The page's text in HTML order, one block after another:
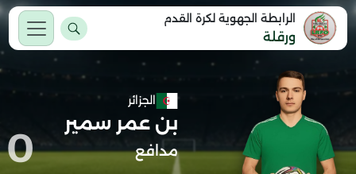
الرابطة الجهوية لكرة القدم
ورقلة
الجزائر
بن عمر سمير
مدافع 0